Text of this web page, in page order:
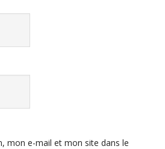
mon e-mail et mon site dans le